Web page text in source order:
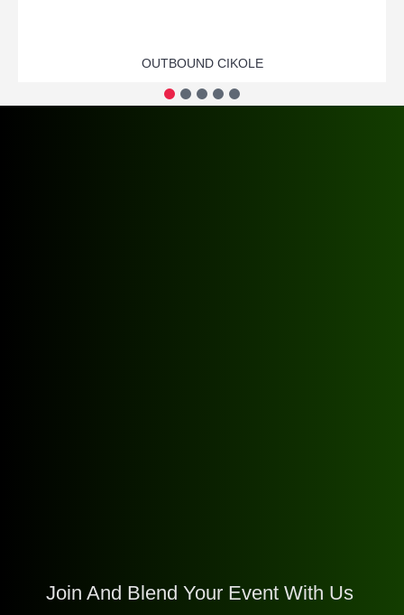
OUTBOUND CIKOLE
Join And Blend Your Event With Us